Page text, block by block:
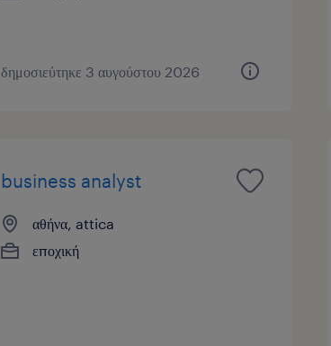
δημοσιεύτηκε 3 αυγούστου 2026
business analyst
αθήνα, attica
εποχική